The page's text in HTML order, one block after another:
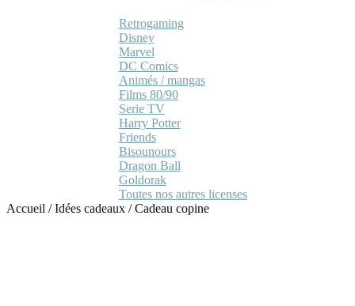
Retrogaming
Disney
Marvel
DC Comics
Animés / mangas
Films 80/90
Serie TV
Harry Potter
Friends
Bisounours
Dragon Ball
Goldorak
Toutes nos autres licenses
Accueil /Idées cadeaux /Cadeau copine